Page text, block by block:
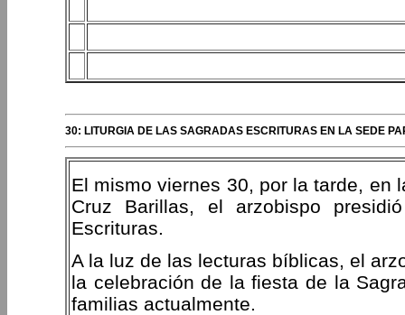
30: LITURGIA DE LAS SAGRADAS ESCRITURAS EN LA SEDE
El mismo viernes 30, por la tarde, en
Cruz Barillas, el arzobispo
Escrituras.
A la luz de las lecturas bíblicas, el
la celebración de la fiesta de la
familias actualmente.